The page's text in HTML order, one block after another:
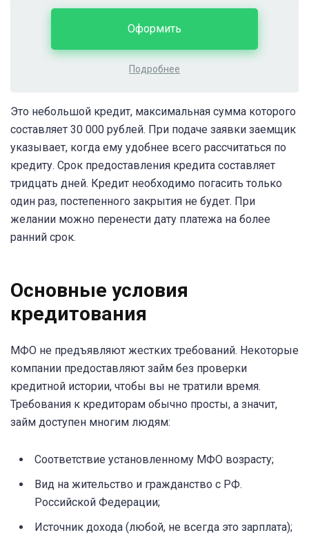
Подробнее
Оформить
Это небольшой кредит, максимальная сумма которого
составляет 30 000 рублей. При подаче заявки заемщик
указывает, когда ему удобнее всего рассчитаться по
кредиту. Срок предоставления кредита составляет
тридцать дней. Кредит необходимо погасить только
один раз, постепенного закрытия не будет. При
желании можно перенести дату платежа на более
ранний срок.
Основные условия
кредитования
МФО не предъявляют жестких требований. Некоторые
компании предоставляют займ без проверки
кредитной истории, чтобы вы не тратили время.
Требования к кредиторам обычно просты, а значит,
займ доступен многим людям:
Соответствие установленному МФО возрасту;
Вид на жительство и гражданство с РФ.
Российской Федерации;
Источник дохода (любой, не всегда это зарплата);